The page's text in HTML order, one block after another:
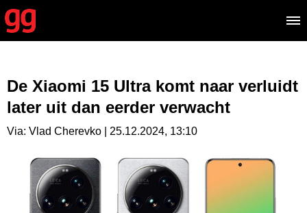
De Xiaomi 15 Ultra komt naar verluidt
later uit dan eerder verwacht
Via: Vlad Cherevko | 25.12.2024, 13:10